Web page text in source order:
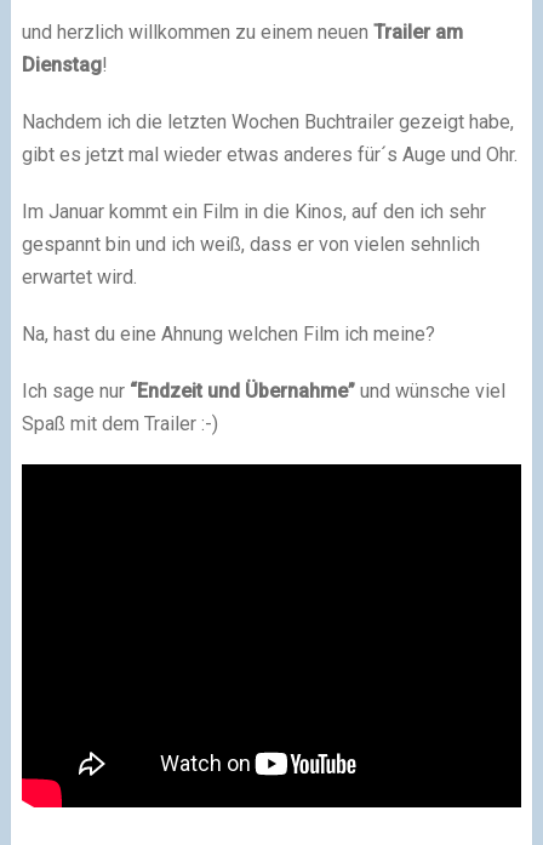
und herzlich willkommen zu einem neuen Trailer am
Dienstag!
Nachdem ich die letzten Wochen Buchtrailer gezeigt habe,
gibt es jetzt mal wieder etwas anderes für´s Auge und Ohr.
Im Januar kommt ein Film in die Kinos, auf den ich sehr
gespannt bin und ich weiß, dass er von vielen sehnlich
erwartet wird.
Na, hast du eine Ahnung welchen Film ich meine?
Ich sage nur “Endzeit und Übernahme”und wünsche viel
Spaß mit dem Trailer :-)